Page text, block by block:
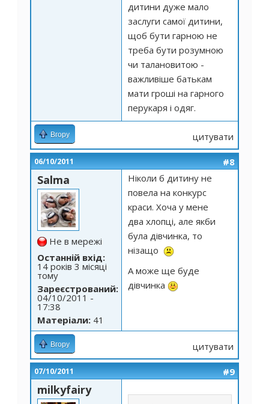
дитини дуже мало
заслуги самої дитини,
щоб бути гарною не
треба бути розумною
чи талановитою -
важливіше батькам
мати гроші на гарного
перукаря і одяг.
Вгору цитувати
06/10/2011 #8
Salma
Не в мережі
Останній вхід:
14 років 3 місяці
тому
Зареєстрований:
04/10/2011 -
17:38
Матеріали: 41
Ніколи б дитину не
повела на конкурс
краси. Хоча у мене
два хлопці, але якби
була дівчинка, то
нізащо
А може ще буде
дівчинка
Вгору цитувати
07/10/2011 #9
milkyfairy